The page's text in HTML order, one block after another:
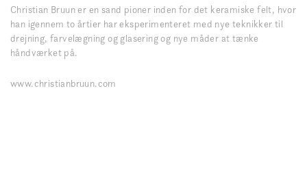
Christian Bruun er en sand pioner inden for det keramiske felt, hvor
han igennem to årtier har eksperimenteret med nye teknikker til
drejning, farvelægning og glasering og nye måder at tænke
håndværket på.
www.christianbruun.com